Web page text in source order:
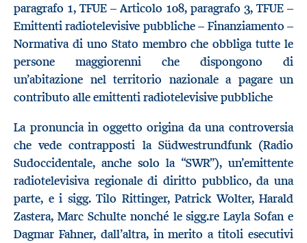
paragrafo 1, TFUE – Articolo 108, paragrafo 3, TFUE –
Emittenti radiotelevisive pubbliche – Finanziamento –
Normativa di uno Stato membro che obbliga tutte le
persone maggiorenni che dispongono di
un’abitazione nel territorio nazionale a pagare un
contributo alle emittenti radiotelevisive pubbliche
La pronuncia in oggetto origina da una controversia
che vede contrapposti la Südwestrundfunk (Radio
Sudoccidentale, anche solo la “SWR”), un’emittente
radiotelevisiva regionale di diritto pubblico, da una
parte, e i sigg. Tilo Rittinger, Patrick Wolter, Harald
Zastera, Marc Schulte nonché le sigg.re Layla Sofan e
Dagmar Fahner, dall’altra, in merito a titoli esecutivi